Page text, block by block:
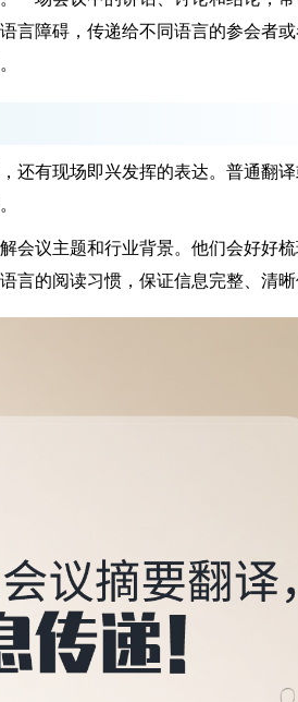
言障碍，传递给不同语言的参会者
有现场即兴发挥的表达。普通翻译
议主题和行业背景。他们会好好梳
言的阅读习惯，保证信息完整、清晰